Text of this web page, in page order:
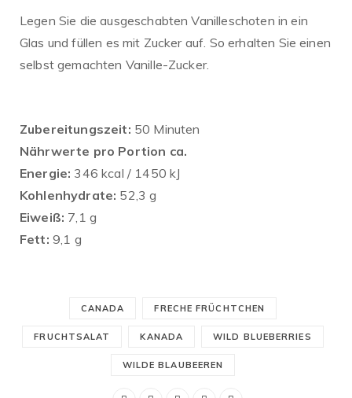
Legen Sie die ausgeschabten Vanilleschoten in ein
Glas und füllen es mit Zucker auf. So erhalten Sie einen
selbst gemachten Vanille-Zucker.
Zubereitungszeit: 50 Minuten
Nährwerte pro Portion ca.
Energie: 346 kcal / 1450 kJ
Kohlenhydrate: 52,3 g
Eiweiß: 7,1 g
Fett: 9,1 g
CANADA FRECHE FRÜCHTCHEN
FRUCHTSALAT KANADA WILD BLUEBERRIES
WILDE BLAUBEEREN